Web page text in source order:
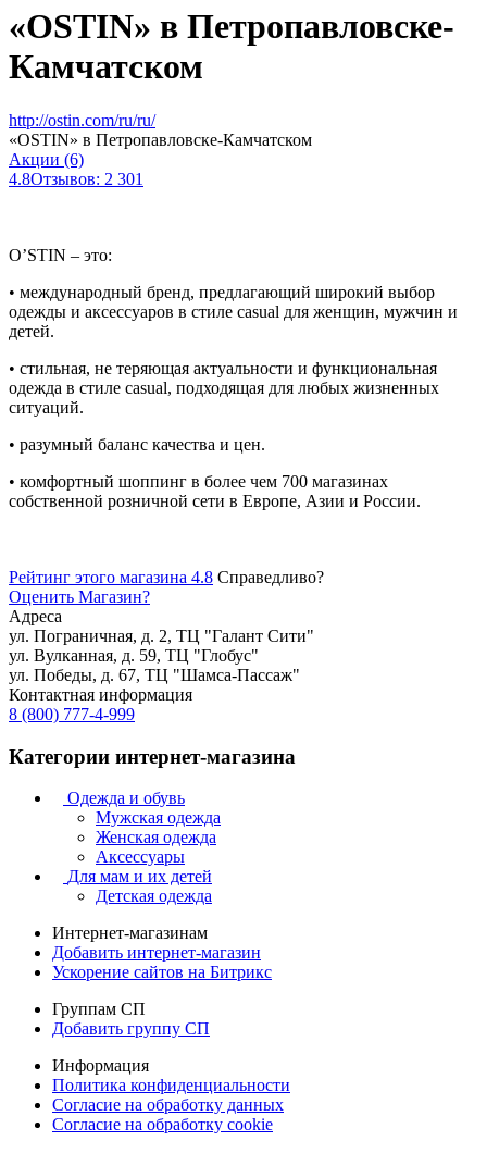
«OSTIN» в Петропавловске-
Камчатском
http://ostin.com/ru/ru/
«OSTIN» в Петропавловске-Камчатском
Акции (6)
4.8Отзывов: 2 301
O’STIN – это:
• международный бренд, предлагающий широкий выбор
одежды и аксессуаров в стиле casual для женщин, мужчин и
детей.
• стильная, не теряющая актуальности и функциональная
одежда в стиле casual, подходящая для любых жизненных
ситуаций.
• разумный баланс качества и цен.
• комфортный шоппинг в более чем 700 магазинах
собственной розничной сети в Европе, Азии и России.
Рейтинг этого магазина 4.8 Справедливо?
Оценить Магазин?
Адреса
ул. Пограничная, д. 2, ТЦ "Галант Сити"
ул. Вулканная, д. 59, ТЦ "Глобус"
ул. Победы, д. 67, ТЦ "Шамса-Пассаж"
Контактная информация
8 (800) 777-4-999
Категории интернет-магазина
Одежда и обувь
Мужская одежда
Женская одежда
Аксессуары
Для мам и их детей
Детская одежда
Интернет-магазинам
Добавить интернет-магазин
Ускорение сайтов на Битрикс
Группам СП
Добавить группу СП
Информация
Политика конфиденциальности
Согласие на обработку данных
Согласие на обработку cookie